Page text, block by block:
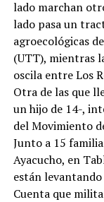
lado marchan
lado pasa un
agroecológicas
(UTT), mientras
oscila entre Los
Otra de las que
un hijo de 14-,
del Movimiento
Junto a 15
Ayacucho, en
están levantando
Cuenta que